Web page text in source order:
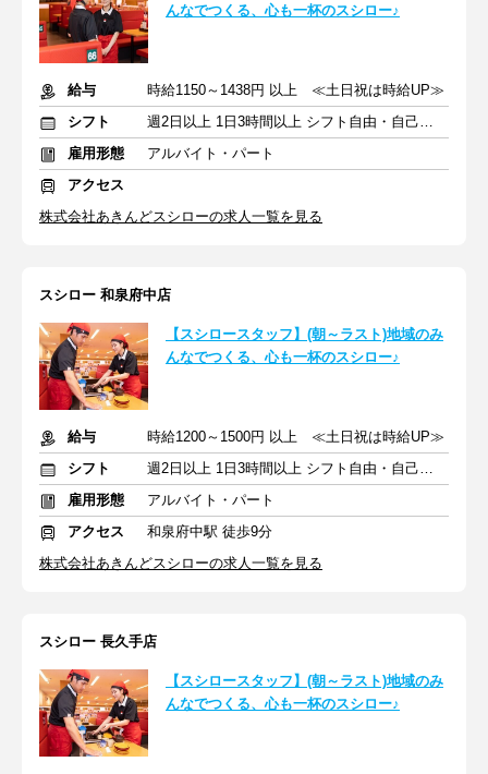
んなでつくる、心も一杯のスシロー♪
給与
時給1150～1438円 以上 ≪土日祝は時給UP≫
シフト
週2日以上 1日3時間以上 シフト自由・自己申告
雇用形態
アルバイト・パート
アクセス
株式会社あきんどスシローの求人一覧を見る
スシロー 和泉府中店
【スシロースタッフ】(朝～ラスト)地域のみ
んなでつくる、心も一杯のスシロー♪
給与
時給1200～1500円 以上 ≪土日祝は時給UP≫
シフト
週2日以上 1日3時間以上 シフト自由・自己申告
雇用形態
アルバイト・パート
アクセス
和泉府中駅 徒歩9分
株式会社あきんどスシローの求人一覧を見る
スシロー 長久手店
【スシロースタッフ】(朝～ラスト)地域のみ
んなでつくる、心も一杯のスシロー♪